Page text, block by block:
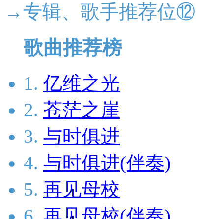
→专辑、歌手推荐位⑫
歌曲推荐榜
1. 亿维之光
2. 苍茫之崖
3. 与时俱进
4. 与时俱进(伴奏)
5. 再见母校